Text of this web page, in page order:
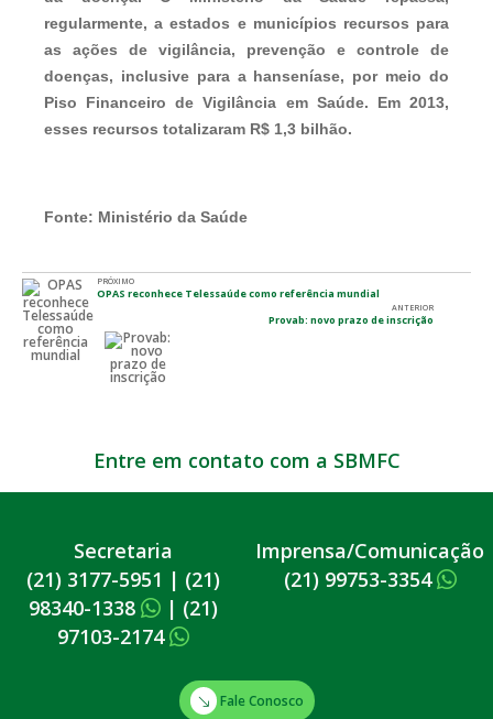
regularmente, a estados e municípios recursos para
as ações de vigilância, prevenção e controle de
doenças, inclusive para a hanseníase, por meio do
Piso Financeiro de Vigilância em Saúde. Em 2013,
esses recursos totalizaram R$ 1,3 bilhão.
Fonte: Ministério da Saúde
PRÓXIMO
OPAS reconhece Telessaúde como referência mundial
ANTERIOR
Provab: novo prazo de inscrição
Entre em contato com a SBMFC
Secretaria
(21) 3177-5951 | (21)
98340-1338
| (21)
97103-2174
Imprensa/Comunicação
(21) 99753-3354
Fale Conosco